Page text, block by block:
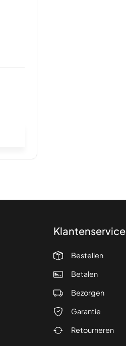
Klantenservice
Bestellen
Betalen
Bezorgen
Garantie
Retourneren